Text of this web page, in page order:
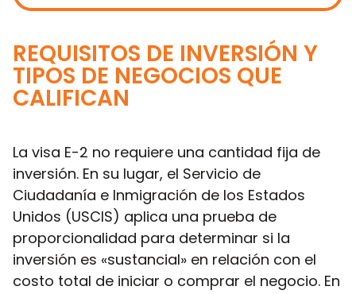
REQUISITOS DE INVERSIÓN Y
TIPOS DE NEGOCIOS QUE
CALIFICAN
La visa E-2 no requiere una cantidad fija de
inversión. En su lugar, el Servicio de
Ciudadanía e Inmigración de los Estados
Unidos (USCIS) aplica una prueba de
proporcionalidad para determinar si la
inversión es «sustancial» en relación con el
costo total de iniciar o comprar el negocio. En